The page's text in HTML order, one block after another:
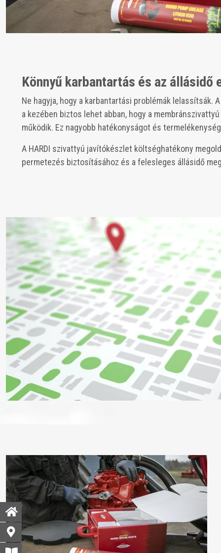
Könnyű karbantartás és az
Ne hagyja, hogy a karbantartási problémák lelassítsák.
a kezében biztos lehet abban, hogy a
működik. Ez nagyobb hatékonyságot és
A HARDI szivattyú javítókészlet költséghatékony
permetezés biztosításához és a felesleges állásidő